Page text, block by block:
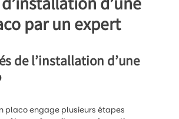
d’une
par un expert
de l’installation d’une
placo engage plusieurs étapes